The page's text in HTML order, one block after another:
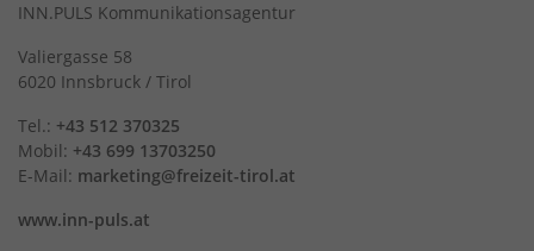
INN.PULS Kommunikationsagentur
Valiergasse 58
6020 Innsbruck / Tirol
Tel.: +43 512 370325
Mobil: +43 699 13703250
E-Mail: marketing@freizeit-tirol.at
www.inn-puls.at